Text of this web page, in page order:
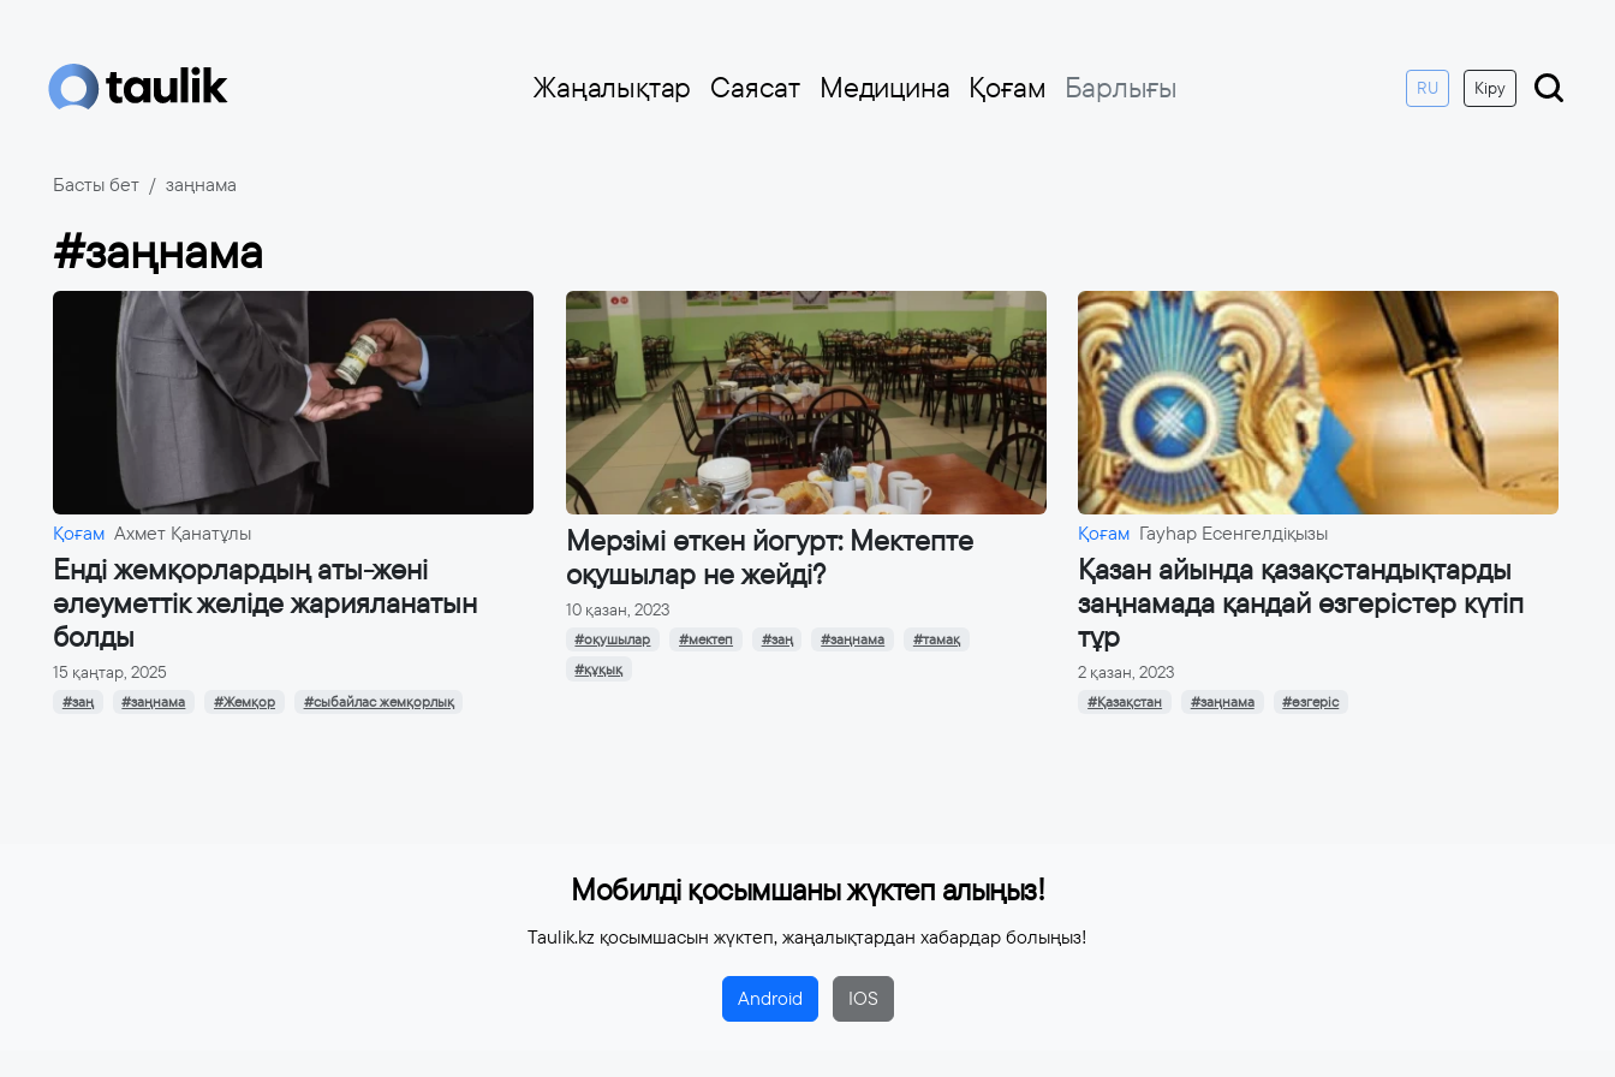
Жаңалықтар Саясат Медицина Қоғам Барлығы RU Кіру
Басты бет заңнама
#заңнама
Қоғам Ахмет Қанатұлы
Енді жемқорлардың аты-жөні
әлеуметтік желіде жарияланатын
болды
15 қаңтар, 2025
#заң #заңнама #Жемқор #сыбайлас жемқорлық
Мерзімі өткен йогурт: Мектепте
оқушылар не жейді?
10 қазан, 2023
#оқушылар #мектеп #заң #заңнама
#тамақ
#құқық
Қоғам Гауһар Есенгелдіқызы
Қазан айында қазақстандықтарды
заңнамада қандай өзгерістер күтіп
тұр
2 қазан, 2023
#Қазақстан #заңнама #өзгеріс
Мобилді қосымшаны жүктеп алыңыз!
Taulik.kz қосымшасын жүктеп, жаңалықтардан хабардар болыңыз!
Android IOS